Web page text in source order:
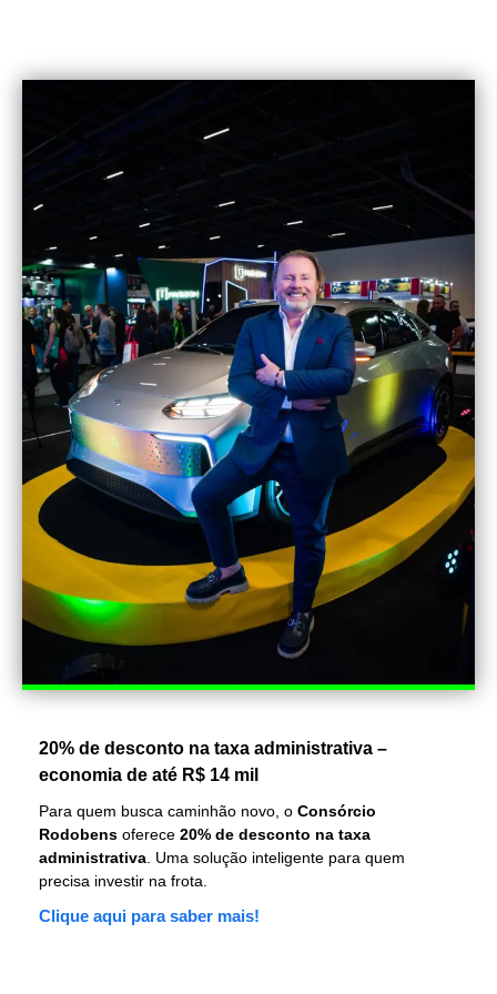
20% de desconto na taxa administrativa –
economia de até R$ 14 mil
Para quem busca caminhão novo, o Consórcio
Rodobens oferece 20% de desconto na taxa
administrativa . Uma solução inteligente para quem
precisa investir na frota.
Clique aqui para saber mais!